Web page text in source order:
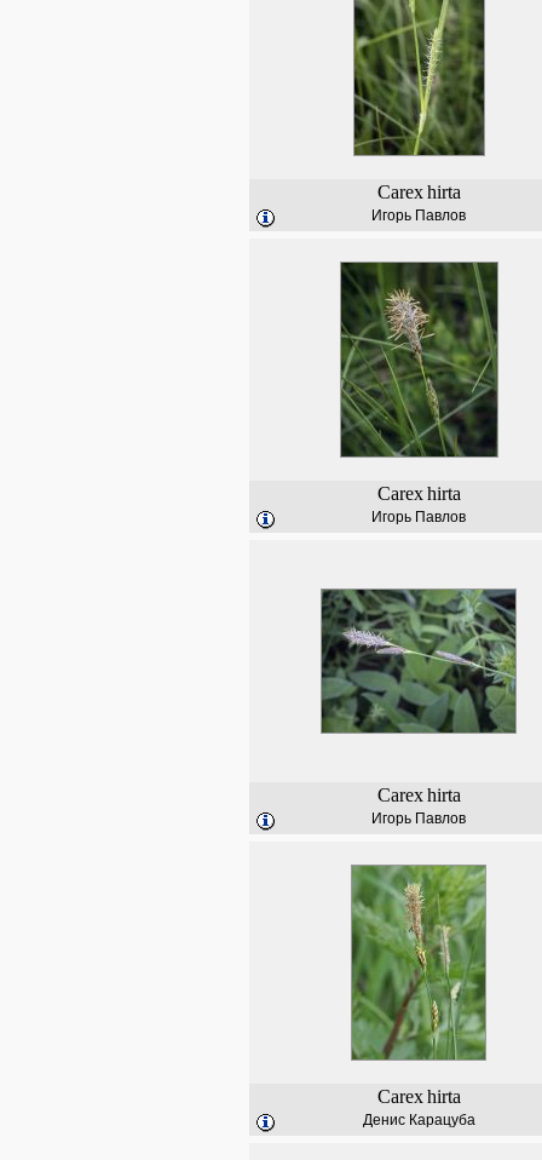
Carex hirta
Игорь Павлов
Carex hirta
Игорь Павлов
Carex hirta
Игорь Павлов
Carex hirta
Денис Карацуба